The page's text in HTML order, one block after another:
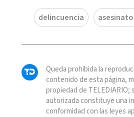
delincuencia
Queda prohibida la
contenido de esta página,
propiedad de TELEDIARIO;
autorizada constituye una
conformidad con las leyes